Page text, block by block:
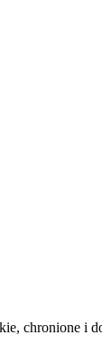
chronione i